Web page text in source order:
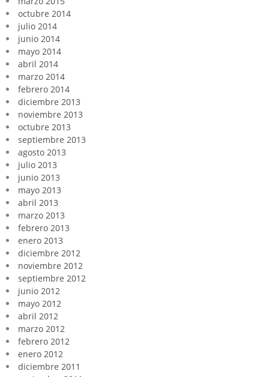
octubre 2014
julio 2014
junio 2014
mayo 2014
abril 2014
marzo 2014
febrero 2014
diciembre 2013
noviembre 2013
octubre 2013
septiembre 2013
agosto 2013
julio 2013
junio 2013
mayo 2013
abril 2013
marzo 2013
febrero 2013
enero 2013
diciembre 2012
noviembre 2012
septiembre 2012
junio 2012
mayo 2012
abril 2012
marzo 2012
febrero 2012
enero 2012
diciembre 2011